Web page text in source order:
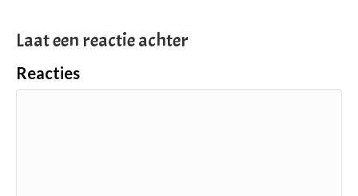
Laat een reactie achter
Reacties